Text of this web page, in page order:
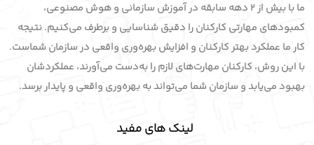
ما با بیش از 2 دهه سابقه در آموزش سازمانی و هوش مصنوعی،
کمبودهای مهارتی کارکنان را دقیق شناسایی و برطرف می‌کنیم. نتیجه
کار ما عملکرد بهتر کارکنان و افزایش بهره‌وری واقعی در سازمان شماست.
با این روش، کارکنان مهارت‌های لازم را به‌دست می‌آورند، عملکردشان
بهبود می‌یابد و سازمان شما می‌تواند به بهره‌وری واقعی و پایدار برسد.
لینک های مفید